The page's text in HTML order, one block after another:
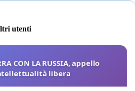
utenti
CON LA RUSSIA, appello
libera